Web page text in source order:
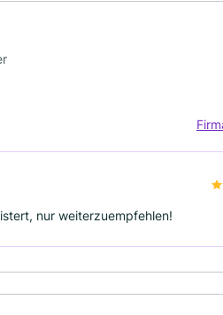
nur weiterzuempfehlen!